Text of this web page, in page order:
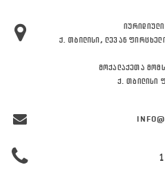
Ქ. ᲗᲑᲘᲚᲘᲡᲘ, ᲚᲔᲕᲐᲜ
ᲛᲝᲥᲐᲚᲐᲥᲔᲗᲐ
Ქ. ᲗᲑᲘᲚᲘᲡᲘ